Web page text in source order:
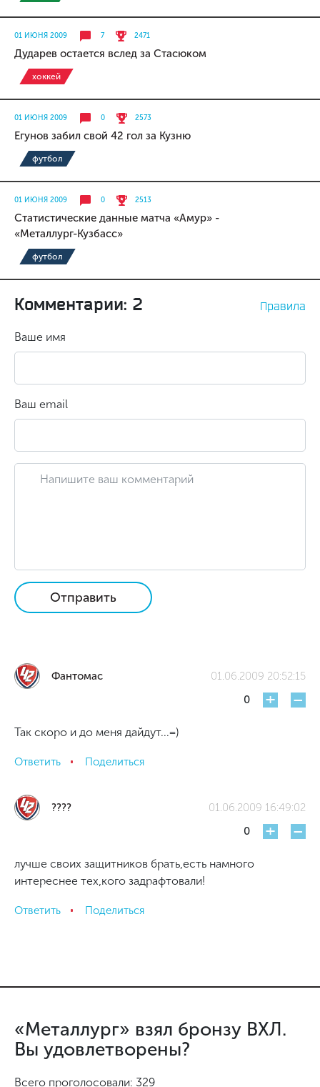
01 ИЮНЯ 2009 7 2471
Дударев остается вслед за Стасюком
хоккей
01 ИЮНЯ 2009 0 2573
Егунов забил свой 42 гол за Кузню
футбол
01 ИЮНЯ 2009 0 2513
Статистические данные матча «Амур» -
«Металлург-Кузбасс»
футбол
Комментарии: 2 Правила
Ваше имя
Ваш email
Отправить
Фантомас
01.06.2009 20:52:15
0
+ -
Так скоро и до меня дайдут...=)
Ответить Поделиться
????
01.06.2009 16:49:02
0
+ -
лучше своих защитников брать,есть намного
интереснее тех,кого задрафтовали!
Ответить Поделиться
«Металлург» взял бронзу ВХЛ.
Вы удовлетворены?
Всего проголосовали: 329